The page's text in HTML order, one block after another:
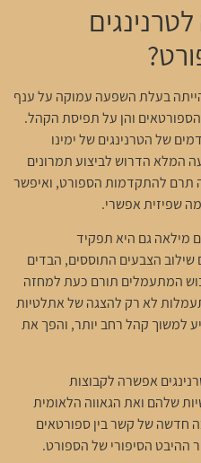
בעלת השפעה עמוקה על ענף
והן על תפיסת הקהל.
של הטרנינגים של ימינו
המלא הדרוש לביצוע תמרונים
תרם להתקדמות הספורט, ואיפשר
שפיזית אפשרי.
מילאה גם היא תפקיד
הצבעים התוססים, הבדים
המתעמלים תורם כעת למחזה
לא רק להצגה של אתלטיות
למשוך קהל רחב יותר, והפך את
אפשרה לקבוצות
שלהם ואת הגאווה הלאומית
חדשה של קשר בין ספורטאים
ההיבט הסיפורי של הספורט.